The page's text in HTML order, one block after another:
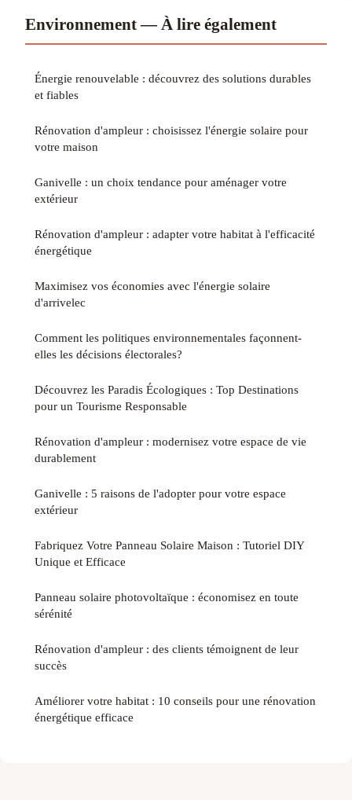
Environnement — À lire également
Énergie renouvelable : découvrez des solutions durables
et fiables
Rénovation d'ampleur : choisissez l'énergie solaire pour
votre maison
Ganivelle : un choix tendance pour aménager votre
extérieur
Rénovation d'ampleur : adapter votre habitat à l'efficacité
énergétique
Maximisez vos économies avec l'énergie solaire
d'arrivelec
Comment les politiques environnementales façonnent-
elles les décisions électorales?
Découvrez les Paradis Écologiques : Top Destinations
pour un Tourisme Responsable
Rénovation d'ampleur : modernisez votre espace de vie
durablement
Ganivelle : 5 raisons de l'adopter pour votre espace
extérieur
Fabriquez Votre Panneau Solaire Maison : Tutoriel DIY
Unique et Efficace
Panneau solaire photovoltaïque : économisez en toute
sérénité
Rénovation d'ampleur : des clients témoignent de leur
succès
Améliorer votre habitat : 10 conseils pour une rénovation
énergétique efficace